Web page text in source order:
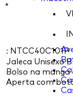
*
: NTCC40C101P
Jaleca Unisexo
Bolso na manga
Aperta com